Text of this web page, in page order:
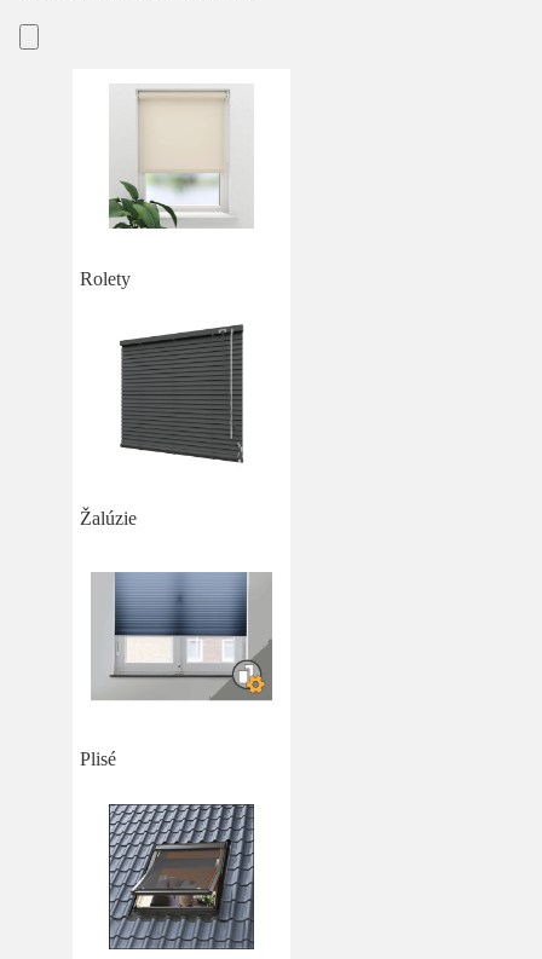
Rolety
Žalúzie
Plisé